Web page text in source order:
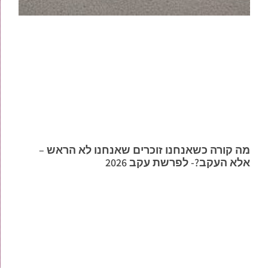
מה קורה כשאנחנו זוכרים שאנחנו לא הראש –
אלא העקב?- לפרשת עקב 2026